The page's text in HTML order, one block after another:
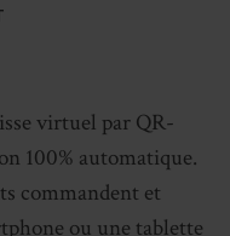
virtuel par QR-
100% automatique.
commandent et
ou une tablette